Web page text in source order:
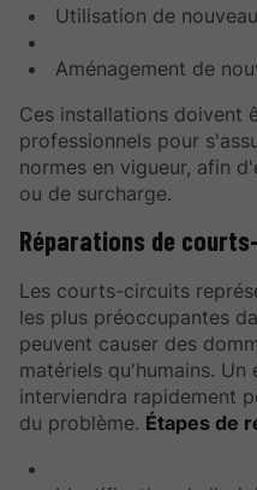
Utilisation de
Aménagement de
Ces installations doivent
professionnels pour
normes en vigueur, afin
ou de surcharge.
Réparations de
Les courts-circuits
les plus préoccupantes
peuvent causer des
matériels qu'humains.
interviendra rapidement
du problème. Étapes de